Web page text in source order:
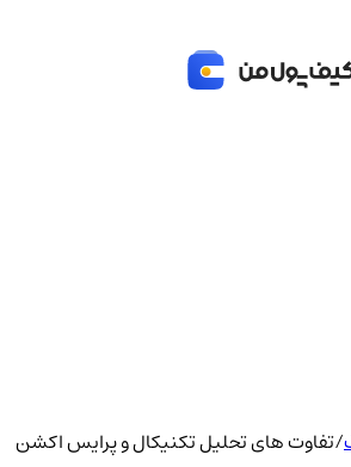
تفاوت های تحلیل تکنیکال و پرایس اکشن